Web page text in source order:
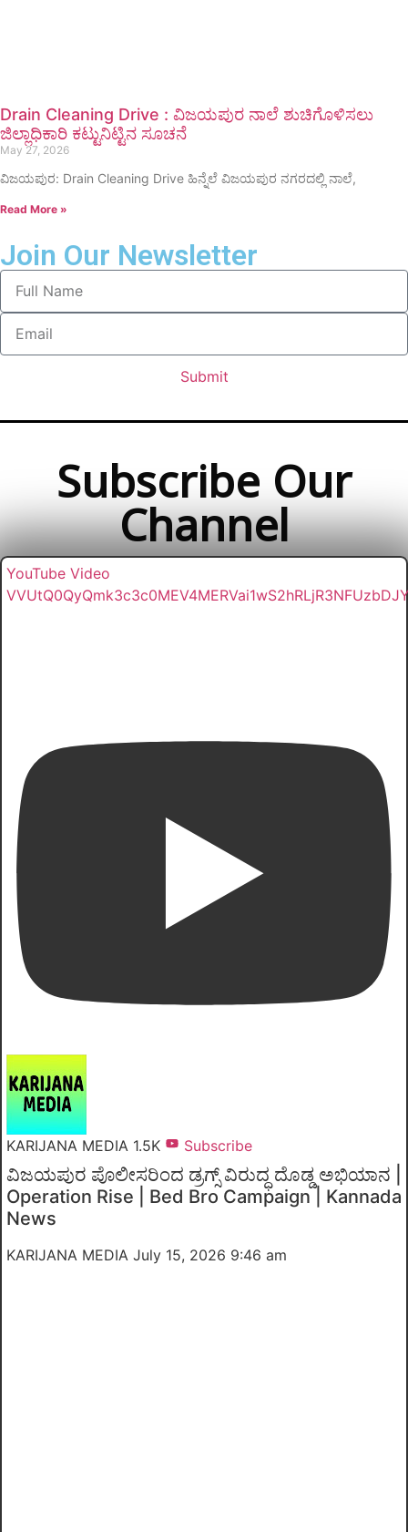
Drain Cleaning Drive : ವಿಜಯಪುರ ನಾಲೆ ಶುಚಿಗೊಳಿಸಲು
ಜಿಲ್ಲಾಧಿಕಾರಿ ಕಟ್ಟುನಿಟ್ಟಿನ ಸೂಚನೆ
May 27, 2026
ವಿಜಯಪುರ: Drain Cleaning Drive ಹಿನ್ನೆಲೆ ವಿಜಯಪುರ ನಗರದಲ್ಲಿ ನಾಲೆ,
Read More »
Join Our Newsletter
Submit
Subscribe Our
Channel
YouTube Video
KARIJANA MEDIA 1.5K Subscribe
ವಿಜಯಪುರ ಪೊಲೀಸರಿಂದ ಡ್ರಗ್ಸ್ ವಿರುದ್ಧ ದೊಡ್ಡ ಅಭಿಯಾನ |
Operation Rise | Bed Bro Campaign | Kannada
News
KARIJANA MEDIA July 15, 2026 9:46 am